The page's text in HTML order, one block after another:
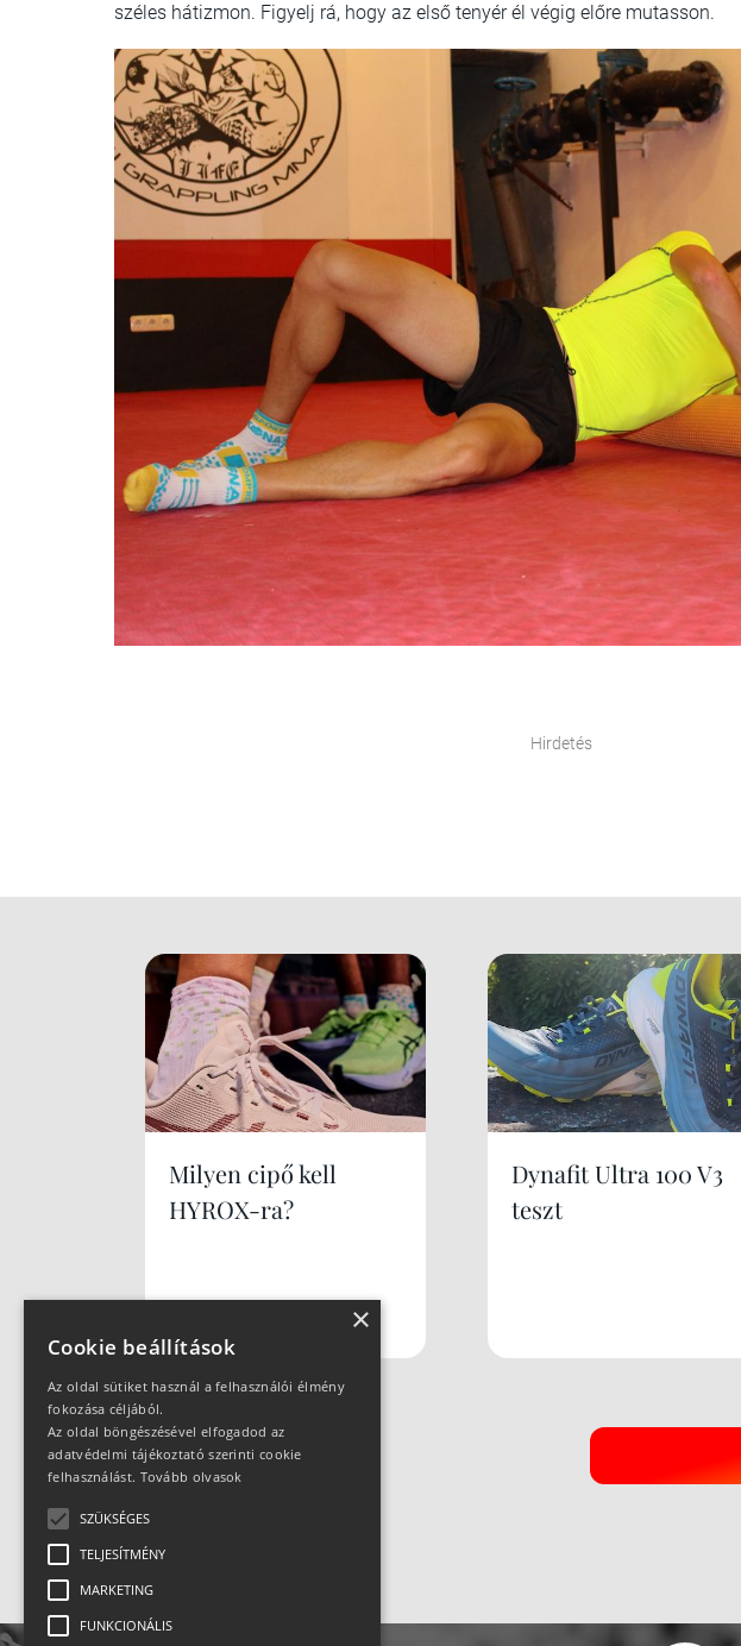
széles hátizmon. Figyelj rá, hogy az első tenyér él végig előre mutasson.
Hirdetés
Milyen cipő kell
HYROX-ra?
Dynafit Ultra 100 V3
teszt
×
Cookie beállítások
Az oldal sütiket használ a felhasználói élmény
fokozása céljából.
Az oldal böngészésével elfogadod az
adatvédelmi tájékoztató szerinti cookie
felhasználást. Tovább olvasok
SZÜKSÉGES
TELJESÍTMÉNY
MARKETING
FUNKCIONÁLIS